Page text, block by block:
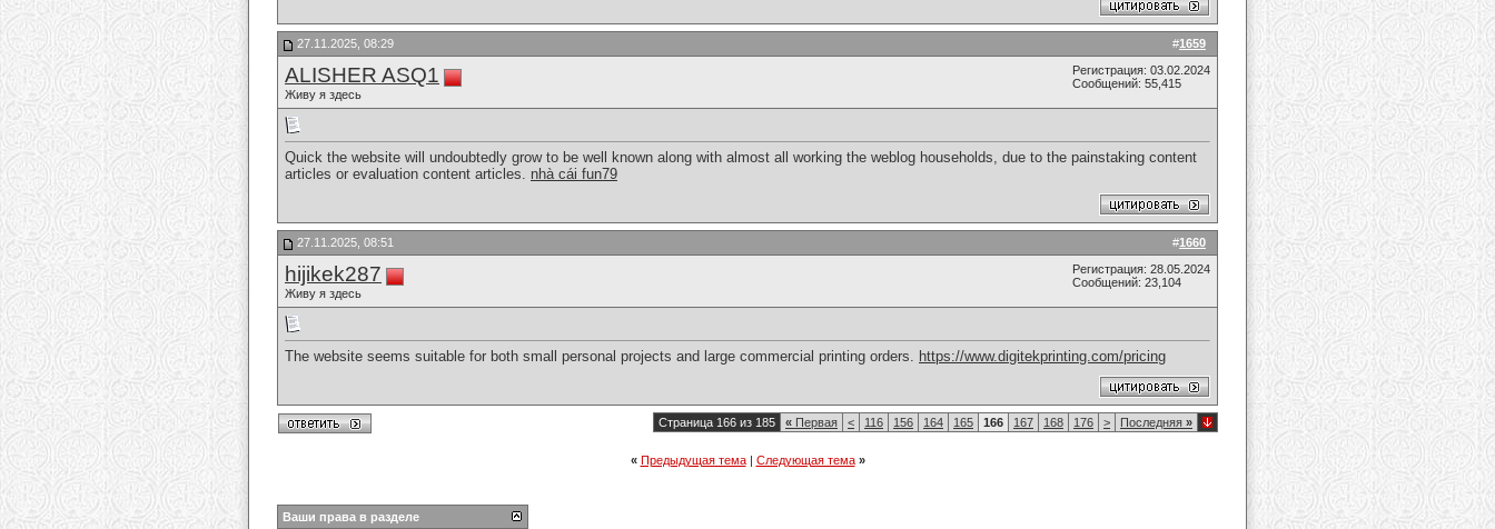
#1659
27.11.2025, 08:29
ALISHER ASQ1
Живу я здесь
Регистрация: 03.02.2024
Сообщений: 55,415
Quick the website will undoubtedly grow to be well known along with almost all working the weblog households, due to the painstaking content
articles or evaluation content articles. nhà cái fun79
#1660
27.11.2025, 08:51
hijikek287
Живу я здесь
Регистрация: 28.05.2024
Сообщений: 23,104
The website seems suitable for both small personal projects and large commercial printing orders. https://www.digitekprinting.com/pricing
Страница 166 из 185 « Первая < 116 156 164 165 166 167 168 176 > Последняя »
« Предыдущая тема| Следующая тема »
Ваши права в разделе